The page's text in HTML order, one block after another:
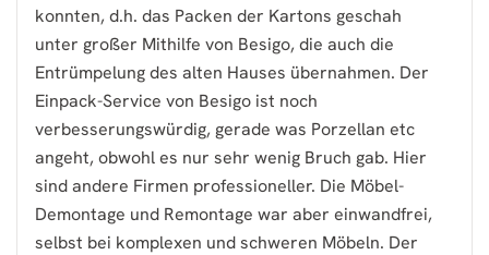
konnten, d.h. das Packen der Kartons geschah
unter großer Mithilfe von Besigo, die auch die
Entrümpelung des alten Hauses übernahmen. Der
Einpack-Service von Besigo ist noch
verbesserungswürdig, gerade was Porzellan etc
angeht, obwohl es nur sehr wenig Bruch gab. Hier
sind andere Firmen professioneller. Die Möbel-
Demontage und Remontage war aber einwandfrei,
selbst bei komplexen und schweren Möbeln. Der